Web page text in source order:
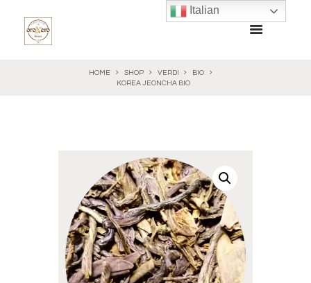
HOME SHOP VERDI
BIO
KOREA JEONCHA BIO
Italian